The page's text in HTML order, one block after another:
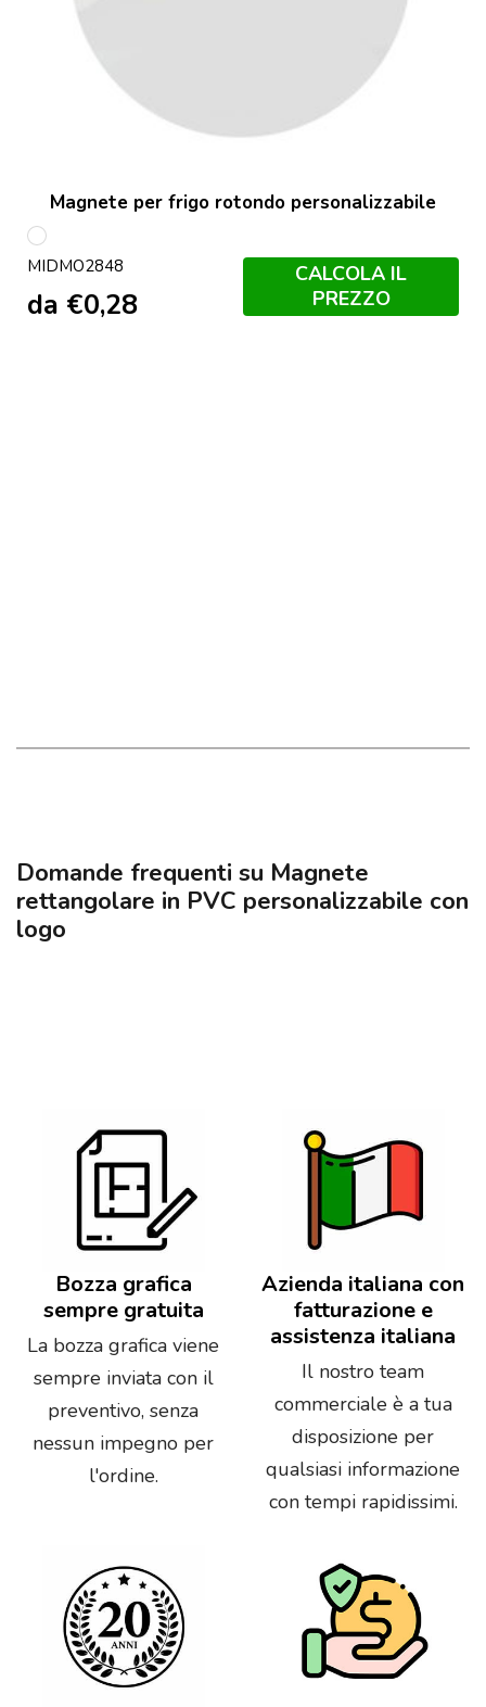
Magnete per frigo rotondo personalizzabile
Bianco
MIDMO2848
da €0,28
CALCOLA IL
PREZZO
Domande frequenti su Magnete
rettangolare in PVC personalizzabile con
logo
Bozza grafica
sempre gratuita
La bozza grafica viene
sempre inviata con il
preventivo, senza
nessun impegno per
l'ordine.
Azienda italiana con
fatturazione e
assistenza italiana
Il nostro team
commerciale è a tua
disposizione per
qualsiasi informazione
con tempi rapidissimi.